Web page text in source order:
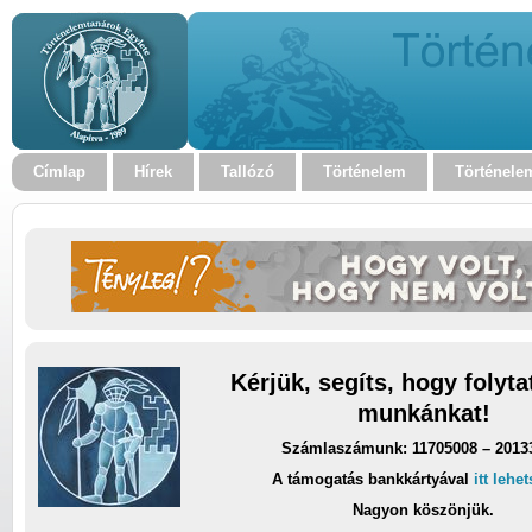
Címlap Hírek Tallózó Történelem
Kérjük, segíts, hogy
munkánkat!
Számlaszámunk: 11705008 –
A támogatás bankkártyával itt
Nagyon köszönjük.